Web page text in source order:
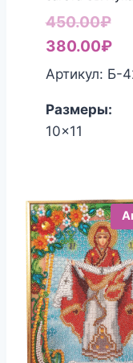
450.00₽
380.00₽
Артикул: Б-
Размеры:
10x11